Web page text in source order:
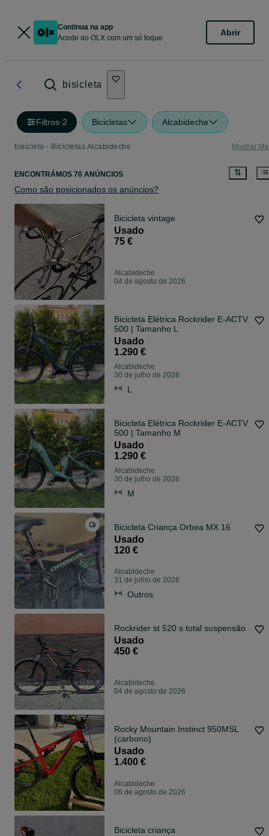
Continua na app
Acede ao OLX com um só toque
Abrir
bisicleta
Filtros·2 Bicicletas Alcabideche
bisicleta - Bicicletas Alcabideche Mostrar
ENCONTRÁMOS 70 ANÚNCIOS
Como são posicionados os anúncios?
Bicicleta vintage
Usado
75 €
Alcabideche
04 de agosto de 2026
Bicicleta Elétrica Rockrider E-ACTV
500 | Tamanho L
Usado
1.290 €
Alcabideche
30 de julho de 2026
L
Bicicleta Elétrica Rockrider E-ACTV
500 | Tamanho M
Usado
1.290 €
Alcabideche
30 de julho de 2026
M
Bicicleta Criança Orbea MX 16
Usado
120 €
Alcabideche
31 de julho de 2026
Outros
Rockrider st 520 s total suspensão
Usado
450 €
Alcabideche
04 de agosto de 2026
Rocky Mountain Instinct 950MSL
(carbono)
Usado
1.400 €
Alcabideche
06 de agosto de 2026
Bicicleta criança